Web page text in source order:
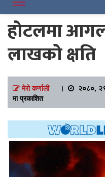
होटलमा
लाखको क्षति
मेरो कर्णाली।
२०८०,
मा प्रकाशित